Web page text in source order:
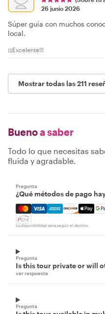
26 junio 2026
Súper guía con muchos
local.
¡¡¡Excelente!!!
Mostrar todas las 211
Buenoa saber
Todo lo que necesitas
fluida y agradable.
Pregunta
¿Qué métodos de pago
Mastercard, Visa,
La disponibilidad varía según el destino
Pregunta
Is this tour private or will
ver respuesta
Pregunta